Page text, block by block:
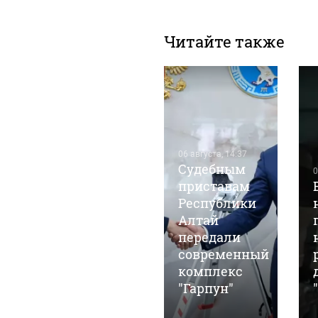
Читайте также
06 августа, 14:37
Судебным
приставам
Республики
Алтай
передали
современный
комплекс
"Гарпун"